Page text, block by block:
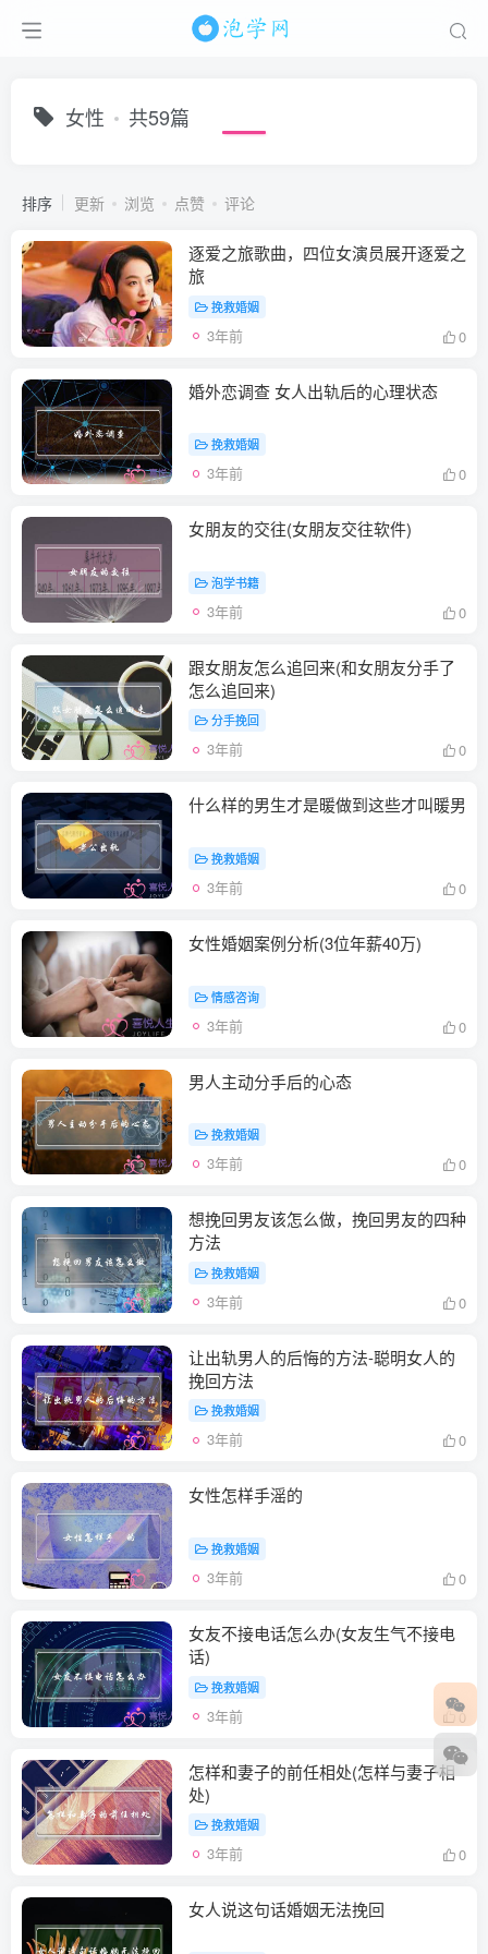
女性 共59篇
排序 更新 浏览 点赞 评论
逐爱之旅歌曲，四位女演员展开逐爱之
旅
挽救婚姻
3年前 0
婚外恋调查 女人出轨后的心理状态
挽救婚姻
3年前 0
女朋友的交往(女朋友交往软件)
泡学书籍
3年前 0
跟女朋友怎么追回来(和女朋友分手了
怎么追回来)
分手挽回
3年前 0
什么样的男生才是暖做到这些才叫暖男
挽救婚姻
3年前 0
女性婚姻案例分析(3位年薪40万)
情感咨询
3年前 0
男人主动分手后的心态
挽救婚姻
3年前 0
想挽回男友该怎么做，挽回男友的四种
方法
挽救婚姻
3年前 0
让出轨男人的后悔的方法-聪明女人的
挽回方法
挽救婚姻
3年前 0
女性怎样手滛的
挽救婚姻
3年前 0
女友不接电话怎么办(女友生气不接电
话)
挽救婚姻
3年前 0
怎样和妻子的前任相处(怎样与妻子相
处)
挽救婚姻
3年前 0
女人说这句话婚姻无法挽回